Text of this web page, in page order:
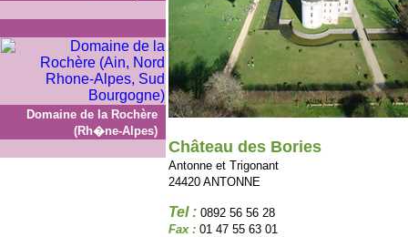
Domaine de la Rochère
(Rh�ne-Alpes)
Château des Bories
Antonne et Trigonant
24420 ANTONNE
Tel : 0892 56 56 28
Fax : 01 47 55 63 01